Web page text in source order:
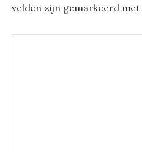
velden zijn gemarkeerd met